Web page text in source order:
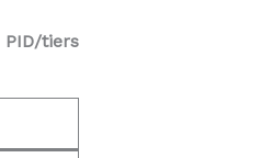
PID/tiers